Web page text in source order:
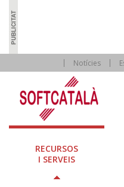
Notícies
RECURSOS
I SERVEIS